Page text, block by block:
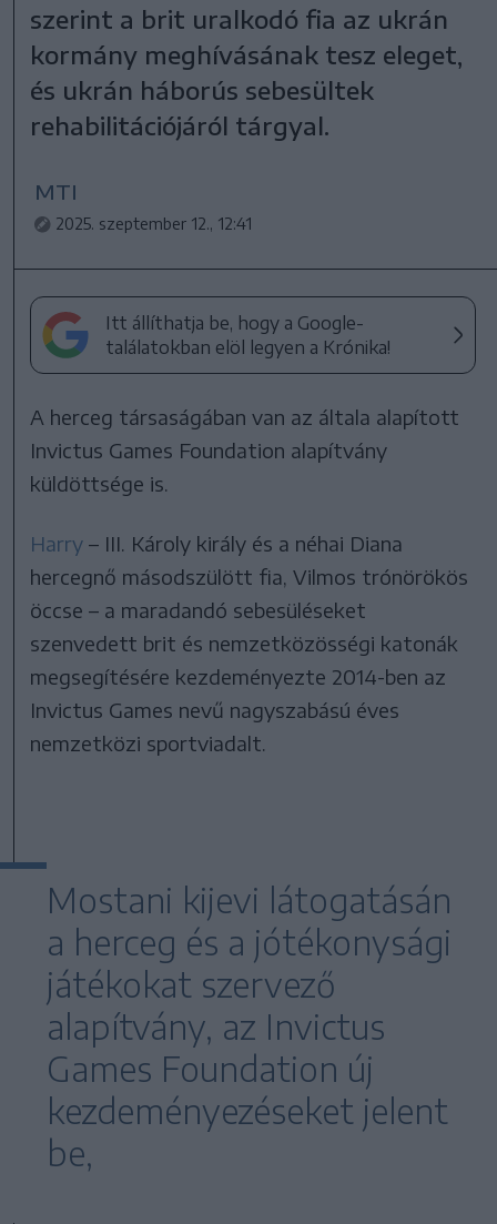
szerint a brit uralkodó fia az ukrán
kormány meghívásának tesz eleget,
és ukrán háborús sebesültek
rehabilitációjáról tárgyal.
MTI
2025. szeptember 12., 12:41
Itt állíthatja be, hogy a Google-
találatokban elöl legyen a Krónika!
A herceg társaságában van az általa alapított
Invictus Games Foundation alapítvány
küldöttsége is.
Harry – III. Károly király és a néhai Diana
hercegnő másodszülött fia, Vilmos trónörökös
öccse – a maradandó sebesüléseket
szenvedett brit és nemzetközösségi katonák
megsegítésére kezdeményezte 2014-ben az
Invictus Games nevű nagyszabású éves
nemzetközi sportviadalt.
Mostani kijevi látogatásán
a herceg és a jótékonysági
játékokat szervező
alapítvány, az Invictus
Games Foundation új
kezdeményezéseket jelent
be,